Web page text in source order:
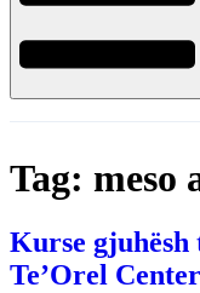
Tag: meso
Kurse gjuhësh
Te’Orel Center